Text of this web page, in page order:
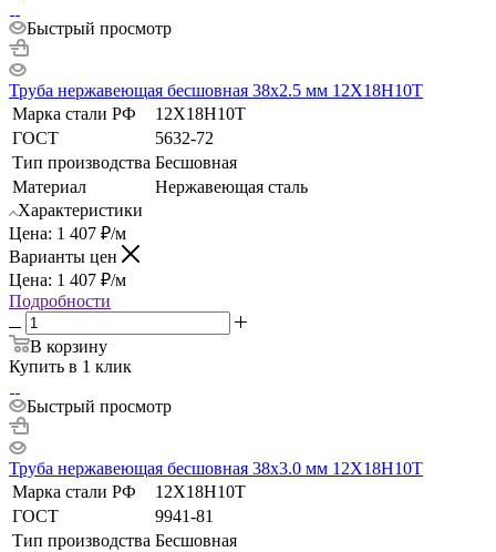
Быстрый просмотр
Труба нержавеющая бесшовная 38х2.5 мм 12Х18Н10Т
Марка стали РФ
12Х18Н10Т
ГОСТ
5632-72
Тип производства Бесшовная
Материал
Нержавеющая сталь
Характеристики
Цена: 1 407 ₽/м
Варианты цен
Цена: 1 407 ₽/м
Подробности
В корзину
Купить в 1 клик
Быстрый просмотр
Труба нержавеющая бесшовная 38х3.0 мм 12Х18Н10Т
Марка стали РФ
12Х18Н10Т
ГОСТ
9941-81
Тип производства Бесшовная